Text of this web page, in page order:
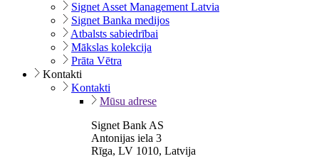
Signet Asset Management Latvia
Signet Banka medijos
Atbalsts sabiedrībai
Mākslas kolekcija
Prāta Vētra
Kontakti
Kontakti
Mūsu adrese
Signet Bank AS
Antonijas iela 3
Rīga, LV 1010, Latvija